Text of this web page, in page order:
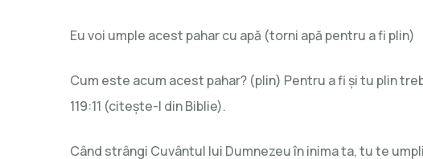
Eu voi umple acest pahar cu apă (torni apă pentru a fi plin)
Cum este acum acest pahar? (plin) Pentru a fi și tu plin
119:11 (citește-l din Biblie).
Când strângi Cuvântul lui Dumnezeu în inima ta, tu te